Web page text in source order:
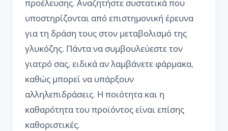
προέλευσης. Αναζητήστε συστατικά που
υποστηρίζονται από επιστημονική έρευνα
για τη δράση τους στον μεταβολισμό της
γλυκόζης. Πάντα να συμβουλεύεστε τον
γιατρό σας, ειδικά αν λαμβάνετε φάρμακα,
καθώς μπορεί να υπάρξουν
αλληλεπιδράσεις. Η ποιότητα και η
καθαρότητα του προϊόντος είναι επίσης
καθοριστικές.